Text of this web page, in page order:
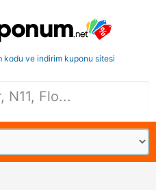
kodu ve indirim kuponu sitesi